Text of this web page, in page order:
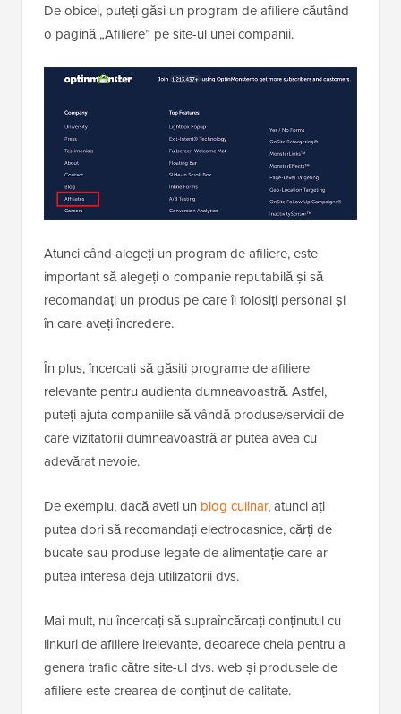
De obicei, puteți găsi un program de afiliere căutând
o pagină „Afiliere” pe site-ul unei companii.
Atunci când alegeți un program de afiliere, este
important să alegeți o companie reputabilă și să
recomandați un produs pe care îl folosiți personal și
în care aveți încredere.
În plus, încercați să găsiți programe de afiliere
relevante pentru audiența dumneavoastră. Astfel,
puteți ajuta companiile să vândă produse/servicii de
care vizitatorii dumneavoastră ar putea avea cu
adevărat nevoie.
De exemplu, dacă aveți un blog culinar, atunci ați
putea dori să recomandați electrocasnice, cărți de
bucate sau produse legate de alimentație care ar
putea interesa deja utilizatorii dvs.
Mai mult, nu încercați să supraîncărcați conținutul cu
linkuri de afiliere irelevante, deoarece cheia pentru a
genera trafic către site-ul dvs. web și produsele de
afiliere este crearea de conținut de calitate.